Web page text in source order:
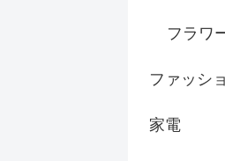
フラワ
ファッシ
家電